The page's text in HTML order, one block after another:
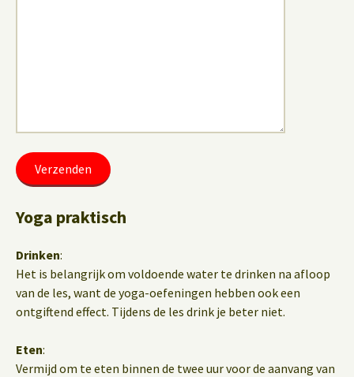
Yoga praktisch
Drinken:
Het is belangrijk om voldoende water te drinken na afloop
van de les, want de yoga-oefeningen hebben ook een
ontgiftend effect. Tijdens de les drink je beter niet.
Eten:
Vermijd om te eten binnen de twee uur voor de aanvang van